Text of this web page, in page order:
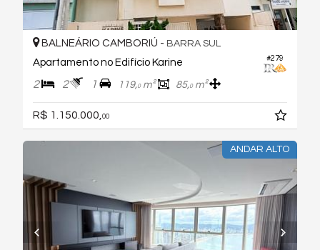
#279
BALNEÁRIO CAMBORIÚ - BARRA SUL
Apartamento no Edifício Karine
2 2 1 119,0m² 85,0m²
R$ 1.150.000,00
ANDAR ALTO